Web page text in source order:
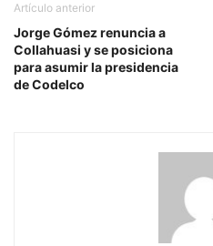
Artículo anterior
Jorge Gómez renuncia a
Collahuasi y se posiciona
para asumir la presidencia
de Codelco